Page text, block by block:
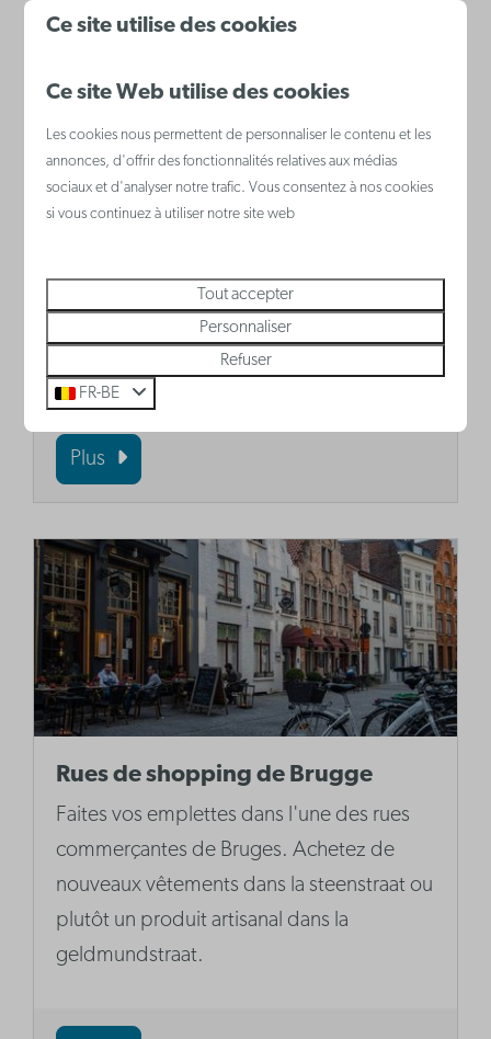
Le marché hebdomadaire de
Blankenberge a lieu sur la Grote Markt
Plus
Rues de shopping de Brugge
Faites vos emplettes dans l'une des rues
commerçantes de Bruges. Achetez de
nouveaux vêtements dans la steenstraat ou
plutôt un produit artisanal dans la
geldmundstraat.
Ce site utilise des cookies
Ce site Web utilise des cookies
Les cookies nous permettent de personnaliser le contenu et les
annonces, d'offrir des fonctionnalités relatives aux médias
sociaux et d'analyser notre trafic. Vous consentez à nos cookies
si vous continuez à utiliser notre site web
Tout accepter
Personnaliser
Refuser
FR-BE